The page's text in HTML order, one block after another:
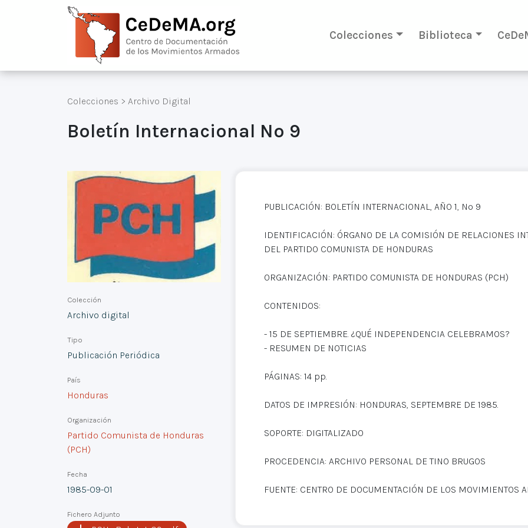
Colecciones Biblioteca
Colecciones > Archivo Digital
Boletín Internacional Nº 9
Colección
Archivo digital
Tipo
Publicación Periódica
País
Honduras
Organización
Partido Comunista de Honduras
(PCH)
Fecha
1985-09-01
Fichero Adjunto
PUBLICACIÓN: BOLETÍN INTERNACIONAL, AÑO 1, Nº 9
IDENTIFICACIÓN: ÓRGANO DE LA COMISIÓN DE RELACIONES
DEL PARTIDO COMUNISTA DE HONDURAS
ORGANIZACIÓN: PARTIDO COMUNISTA DE HONDURAS (PCH)
CONTENIDOS:
- 15 DE SEPTIEMBRE. ¿QUÉ INDEPENDENCIA CELEBRAMOS?
- RESUMEN DE NOTICIAS
PÁGINAS: 14 pp.
DATOS DE IMPRESIÓN: HONDURAS, SEPTEMBRE DE 1985.
SOPORTE: DIGITALIZADO
PROCEDENCIA: ARCHIVO PERSONAL DE TINO BRUGOS
FUENTE: CENTRO DE DOCUMENTACIÓN DE LOS MOVIMIENTOS